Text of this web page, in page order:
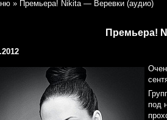
» Премьера! Nikita — Веревки (аудио)
Премьера!
под